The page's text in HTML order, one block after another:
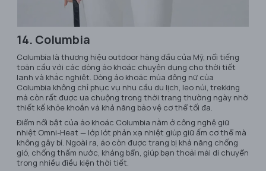
14. Columbia
Columbia là thương hiệu outdoor hàng đầu của Mỹ, nổi tiếng
toàn cầu với các dòng áo khoác chuyên dụng cho thời tiết
lạnh và khắc nghiệt. Dòng áo khoác mùa đông nữ của
Columbia không chỉ phục vụ nhu cầu du lịch, leo núi, trekking
mà còn rất được ưa chuộng trong thời trang thường ngày nhờ
thiết kế khỏe khoắn và khả năng bảo vệ cơ thể tối đa.
Điểm nổi bật của áo khoác Columbia nằm ở công nghệ giữ
nhiệt Omni-Heat — lớp lót phản xạ nhiệt giúp giữ ấm cơ thể mà
không gây bí. Ngoài ra, áo còn được trang bị khả năng chống
gió, chống thấm nước, kháng bẩn, giúp bạn thoải mái di chuyển
trong nhiều điều kiện thời tiết.